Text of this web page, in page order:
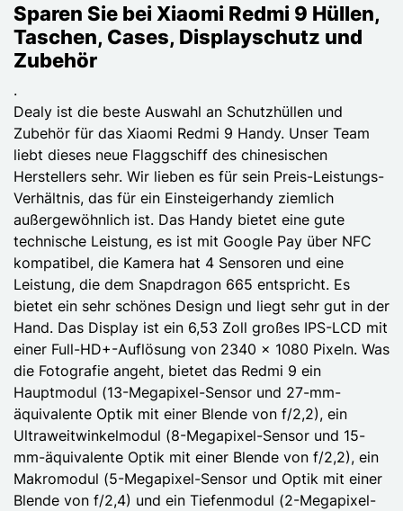
Sparen Sie bei Xiaomi Redmi 9 Hüllen,
Taschen, Cases, Displayschutz und
Zubehör
.
Dealy ist die beste Auswahl an Schutzhüllen und
Zubehör für das Xiaomi Redmi 9 Handy. Unser Team
liebt dieses neue Flaggschiff des chinesischen
Herstellers sehr. Wir lieben es für sein Preis-Leistungs-
Verhältnis, das für ein Einsteigerhandy ziemlich
außergewöhnlich ist. Das Handy bietet eine gute
technische Leistung, es ist mit Google Pay über NFC
kompatibel, die Kamera hat 4 Sensoren und eine
Leistung, die dem Snapdragon 665 entspricht. Es
bietet ein sehr schönes Design und liegt sehr gut in der
Hand. Das Display ist ein 6,53 Zoll großes IPS-LCD mit
einer Full-HD+-Auflösung von 2340 x 1080 Pixeln. Was
die Fotografie angeht, bietet das Redmi 9 ein
Hauptmodul (13-Megapixel-Sensor und 27-mm-
äquivalente Optik mit einer Blende von f/2,2), ein
Ultraweitwinkelmodul (8-Megapixel-Sensor und 15-
mm-äquivalente Optik mit einer Blende von f/2,2), ein
Makromodul (5-Megapixel-Sensor und Optik mit einer
Blende von f/2,4) und ein Tiefenmodul (2-Megapixel-